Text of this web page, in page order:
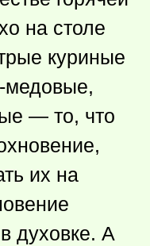
на столе
куриные
— то, что
их на
духовке. А